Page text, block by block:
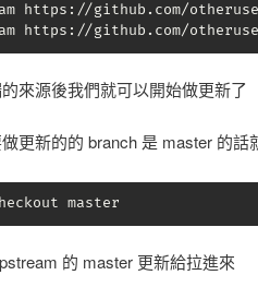
https://github.com/
https://github.com/
來源後我們就可以開始做更新了
更新的的 branch 是 master 的話
master
的 master 更新給拉進來